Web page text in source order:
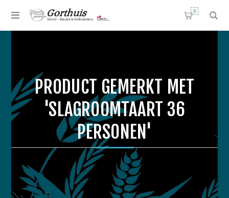
0
PRODUCT GEMERKT MET
'SLAGROOMTAART 36
PERSONEN'